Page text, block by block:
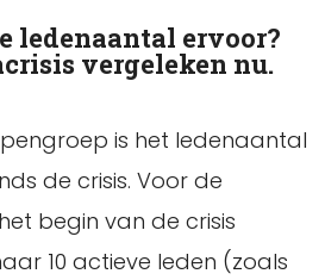
ledenaantal ervoor?
vergeleken nu.
is het ledenaantal
de crisis. Voor de
begin van de crisis
10 actieve leden (zoals